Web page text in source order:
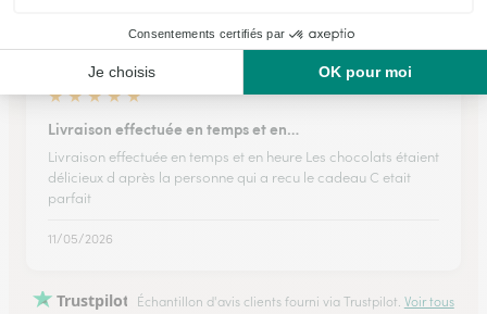
★ ★ ★ ★ ★
Livraison effectuée en temps et en…
Livraison effectuée en temps et en heure Les chocolats étaient
délicieux d après la personne qui a recu le cadeau C etait
parfait
11/05/2026
Trustpilot Échantillon d'avis clients fourni via Trustpilot. Voir tous